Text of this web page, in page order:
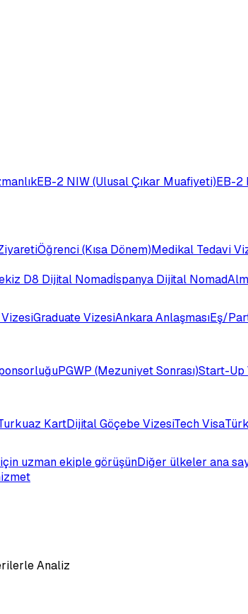
EB-2 NIW (Ulusal Çıkar Muafiyeti)EB-2
Öğrenci (Kısa Dönem)Medikal Tedavi
D8 Dijital Nomadİspanya Dijital Nomad
Graduate VizesiAnkara AnlaşmasıEş/
PGWP (Mezuniyet Sonrası)Start-Up
KartDijital Göçebe VizesiTech Visa
uzman ekiple görüşünDiğer ülkeler ana
Analiz